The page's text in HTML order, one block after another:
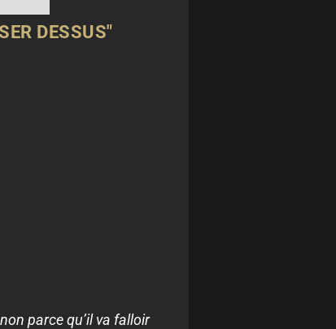
DESSUS"
parce qu’il va falloir